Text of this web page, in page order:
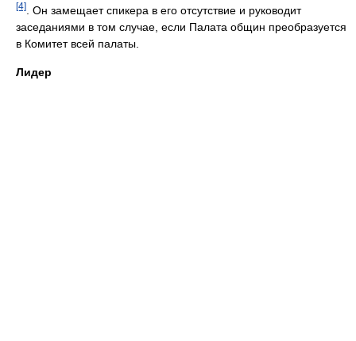
[4]
. Он замещает спикера в его отсутствие и руководит
заседаниями в том случае, если Палата общин преобразуется
в Комитет всей палаты.
Лидер